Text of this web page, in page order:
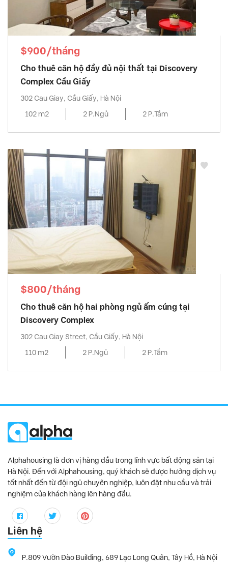
$900/tháng
Cho thuê căn hộ đầy đủ nội thất tại Discovery
Complex Cầu Giấy
302 Cau Giay, Cầu Giấy, Hà Nội
102 m2
2 P.Ngủ 2 P.Tắm
$800/tháng
Cho thuê căn hộ hai phòng ngủ ấm cúng tại
Discovery Complex
302 Cau Giay Street, Cầu Giấy, Hà Nội
110 m2
2 P.Ngủ 2 P.Tắm
Alphahousing là đơn vị hàng đầu trong lĩnh vực bất động sản tại
Hà Nội. Đến với Alphahousing, quý khách sẽ được hưởng dịch vụ
tốt nhất đến từ đội ngũ chuyên nghiệp, luôn đặt nhu cầu và trải
nghiệm của khách hàng lên hàng đầu.
Liên hệ
P.809 Vườn Đào Building, 689 Lạc Long Quân, Tây Hồ, Hà Nội